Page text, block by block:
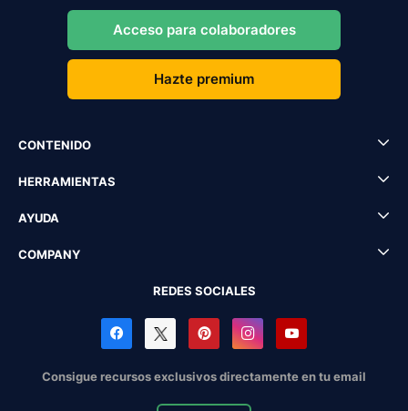
Acceso para colaboradores
Hazte premium
CONTENIDO
HERRAMIENTAS
AYUDA
COMPANY
REDES SOCIALES
Consigue recursos exclusivos directamente en tu email